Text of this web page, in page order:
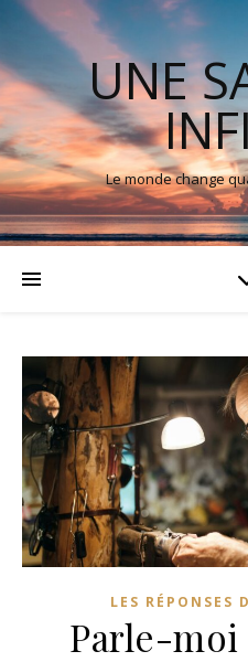
UNE
Le monde change
LES RÉPONSES
Parle-